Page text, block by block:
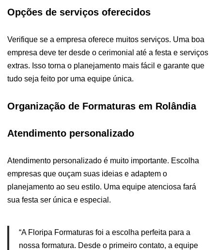
Opções de serviços oferecidos
Verifique se a empresa oferece muitos serviços. Uma boa
empresa deve ter desde o cerimonial até a festa e serviços
extras. Isso torna o planejamento mais fácil e garante que
tudo seja feito por uma equipe única.
Organização de Formaturas em Rolândia
Atendimento personalizado
Atendimento personalizado é muito importante. Escolha
empresas que ouçam suas ideias e adaptem o
planejamento ao seu estilo. Uma equipe atenciosa fará
sua festa ser única e especial.
“A Floripa Formaturas foi a escolha perfeita para a
nossa formatura. Desde o primeiro contato, a equipe